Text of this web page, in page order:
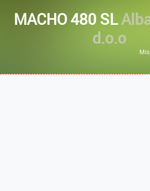
MACHO 480 SL
d.o.o